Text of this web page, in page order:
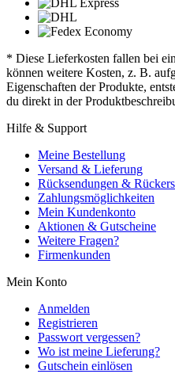
* Diese Lieferkosten fallen bei
können weitere Kosten, z. B.
Eigenschaften der Produkte,
du direkt in der
Hilfe & Support
Meine Bestellung
Versand & Lieferung
Rücksendungen &
Zahlungsmöglichkeiten
Mein Kundenkonto
Aktionen & Gutscheine
Weitere Fragen?
Firmenkunden
Mein Konto
Anmelden
Registrieren
Passwort vergessen?
Wo ist meine Lieferung?
Gutschein einlösen